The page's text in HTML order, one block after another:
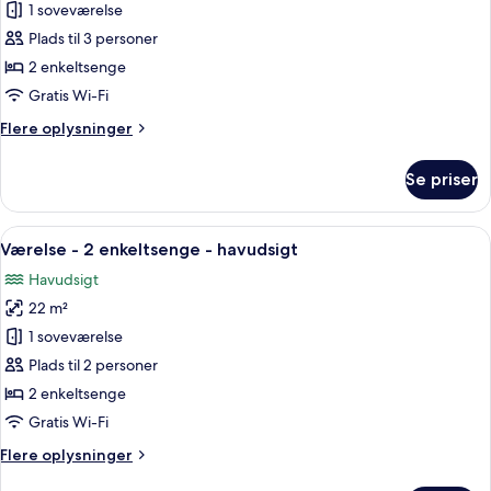
af
Værelse
-
2
-
1 soveværelse
Plads til 3 personer
2 enkeltsenge
Gratis Wi-Fi
Flere oplysninger
Flere
-
enkeltsenge
handicapvenligt
Se priser
Indlæs
alle
billeder
af
Værelse
-
2
enkeltsenge
havudsigt
Et hotelværelse med to senge, et
6
Værelse - 2 enkeltsenge - havudsigt
Havudsigt
22 m²
1 soveværelse
Plads til 2 personer
2 enkeltsenge
Gratis Wi-Fi
Flere oplysninger
Flere